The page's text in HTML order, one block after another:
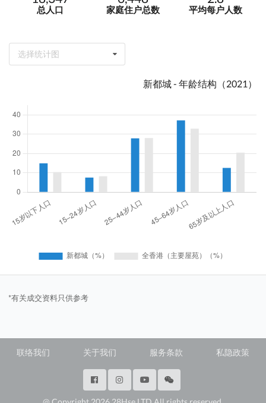
总人口 家庭住户总数 平均每户人数
选择统计图
新都城 - 年龄结构（2021）
*有关成交资料只供参考
联络我们 关于我们 服务条款 私隐政策